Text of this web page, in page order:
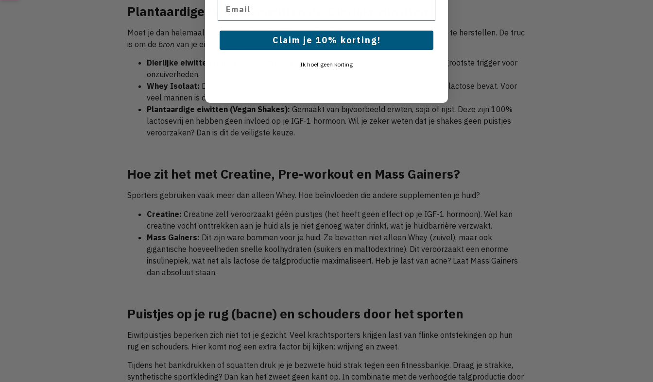
Plantaardige (Vegan) eiwitten vs. Dierlijke eiwitten
Moet je dan helemaal stoppen met eiwitten? Absoluut niet. Je spieren hebben ze nodig om te herstellen. De truc
is om de bron van je eiwitten aan te passen.
Dierlijke eiwitten (Whey Concentraat & Caseïne):Bevatten veel lactose. Dit is de grootste trigger voor
onzuiverheden.
Whey Isolaat: Deze variant is extra gefilterd waardoor het veel minder vet, suiker en lactose bevat. Voor
veel mannen is deze overstap al voldoende om de puistjes te stoppen.
Plantaardige eiwitten (Vegan Shakes): Gemaakt van bijvoorbeeld erwten, soja of rijst. Deze zijn 100%
lactosevrij en hebben geen invloed op je IGF-1 hormoon. Wil je zeker weten dat je shakes geen puistjes
veroorzaken? Dan is dit de veiligste keuze.
Hoe zit het met Creatine, Pre-workout en Mass Gainers?
Sporters gebruiken vaak meer dan alleen Whey. Hoe beïnvloeden die andere supplementen je huid?
Creatine: Creatine zelf veroorzaakt géén puistjes (het heeft geen effect op je IGF-1 hormoon). Wel kan
creatine vocht onttrekken aan je huid als je niet genoeg water drinkt, wat je huidbarrière verzwakt.
Mass Gainers: Dit zijn ware bommen voor je huid. Ze bevatten niet alleen Whey (zuivel), maar ook
gigantische hoeveelheden snelle koolhydraten (suikers en maltodextrine). Dit veroorzaakt een enorme
insulinepiek, wat net als lactose de talgproductie maximaliseert. Heb je last van acne? Laat Mass Gainers
dan absoluut staan.
Puistjes op je rug (bacne) en schouders door het sporten
Eiwitpuistjes beperken zich niet tot je gezicht. Veel krachtsporters krijgen last van flinke ontstekingen op hun
rug en schouders. Hier komt nog een extra factor bij kijken: wrijving en zweet.
Tijdens het bankdrukken of squatten druk je je bezwete huid strak tegen een fitnessbankje. Draag je strakke,
synthetische sportkleding? Dan kan het zweet geen kant op. In combinatie met de verhoogde talgproductie door
Claim je 10% korting!
Ik hoef geen korting